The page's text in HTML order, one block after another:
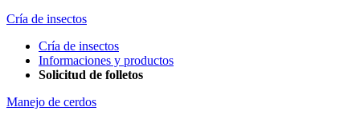
Cría de insectos
Cría de insectos
Informaciones y productos
Solicitud de folletos
Manejo de cerdos